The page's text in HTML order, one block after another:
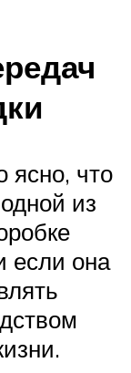
ясно, что
из
если она